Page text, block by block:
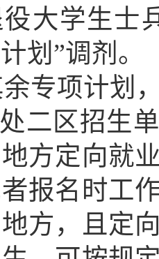
大学生士
划”调剂。
余专项计划
二区招生
方定向就
报名时工
方，且定